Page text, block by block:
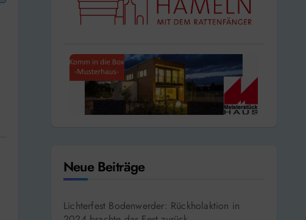
Neue Beiträge
Lichterfest Bodenwerder: Rückholaktion in